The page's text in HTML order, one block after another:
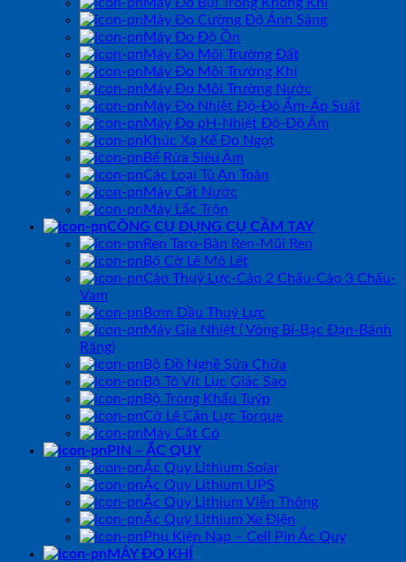
Máy Đo Cường Độ Ánh Sáng
Máy Đo Độ Ồn
Máy Đo Môi Trường Đất
Máy Đo Môi Trường Khí
Máy Đo Môi Trường Nước
Máy Đo Nhiệt Độ-Độ Ẩm-Áp Suất
Máy Đo pH-Nhiệt Độ-Độ Ẩm
Khúc Xạ Kế Đo Ngọt
Bể Rửa Siêu Âm
Các Loại Tủ An Toàn
Máy Cất Nước
Máy Lắc Trộn
CÔNG CỤ DỤNG CỤ CẦM TAY
Ren Taro-Bàn Ren-Mũi Ren
Bộ Cờ Lê Mỏ Lết
Cảo Thuỷ Lực-Cảo 2 Chấu-Cảo 3 Chấu-
Vam
Bơm Dầu Thuỷ Lực
Máy Gia Nhiệt ( Vòng Bi-Bạc Đạn-Bánh
Răng)
Bộ Đồ Nghề Sửa Chữa
Bộ Tô Vít Lục Giác Sao
Bộ Tròng Khẩu Tuýp
Cờ Lê Cân Lực Torque
Máy Cắt Cỏ
PIN – ẮC QUY
Ắc Quy Lithium Solar
Ắc Quy Lithium UPS
Ắc Quy Lithium Viễn Thông
Ắc Quy Lithium Xe Điện
Phụ Kiện Nạp – Cell Pin Ắc Quy
MÁY ĐO KHÍ